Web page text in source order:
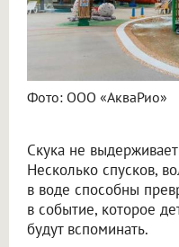
Фото: ООО «АкваРио»
Скука не
Несколько спусков,
в воде способны
в событие, которое
будут вспоминать.